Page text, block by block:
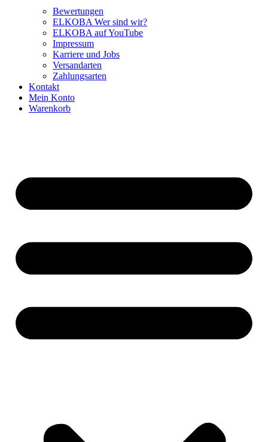
Bewertungen
ELKOBA Wer sind wir?
ELKOBA auf YouTube
Impressum
Karriere und Jobs
Versandarten
Zahlungsarten
Kontakt
Mein Konto
Warenkorb